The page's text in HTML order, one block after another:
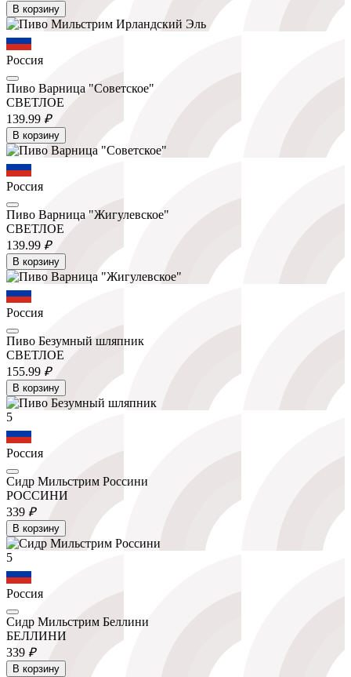
В корзину
Россия
Пиво Варница "Советское"
СВЕТЛОЕ
139.99 ₽
В корзину
Россия
Пиво Варница "Жигулевское"
СВЕТЛОЕ
139.99 ₽
В корзину
Россия
Пиво Безумный шляпник
СВЕТЛОЕ
155.99 ₽
В корзину
5
Россия
Сидр Мильстрим Россини
РОССИНИ
339 ₽
В корзину
5
Россия
Сидр Мильстрим Беллини
БЕЛЛИНИ
339 ₽
В корзину